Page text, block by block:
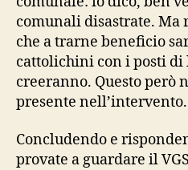
comunali disastrate.
che a trarne beneficio
cattolichini con i posti di
creeranno. Questo però
presente nell’intervento.
Concludendo e
provate a guardare il